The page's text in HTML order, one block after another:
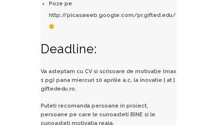
Poze pe
http://picasaweb.google.com/pr.gifted.edu/
Deadline:
Va asteptam cu CV si scrisoare de motivatie (max
1 pg) pana miercuri 10 aprilie a.c, la inovatie { at }
giftededu.ro.
Puteti recomanda persoane in proiect,
persoane pe care le cunoasteti BINE si le
cunoasteti motivatia reala.